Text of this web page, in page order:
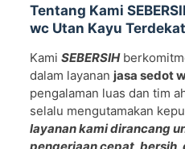
Tentang Kami
wc Utan Kayu Terdekat
Kami SEBERSIH
dalam layanan jasa sedot
pengalaman luas dan tim
selalu mengutamakan
layanan kami dirancang
pengerjaan cepat, bersih,